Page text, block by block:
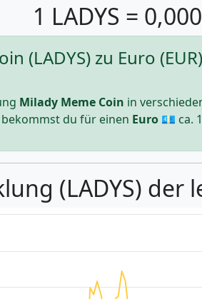
1 LADYS =
(LADYS) zu Euro
Milady Meme Coin in
du für einen Euro 💶 ca.
(LADYS) der